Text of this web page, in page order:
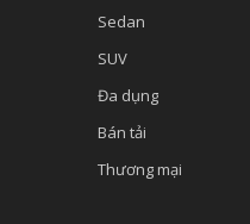
Sedan
SUV
Đa dụng
Bán tải
Thương mại